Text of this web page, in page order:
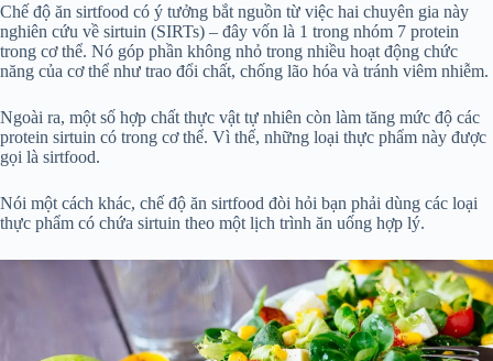
Chế độ ăn sirtfood có ý tưởng bắt nguồn từ việc hai chuyên gia này
nghiên cứu về sirtuin (SIRTs) – đây vốn là 1 trong nhóm 7 protein
trong cơ thể. Nó góp phần không nhỏ trong nhiều hoạt động chức
năng của cơ thể như trao đổi chất, chống lão hóa và tránh viêm nhiễm.
Ngoài ra, một số hợp chất thực vật tự nhiên còn làm tăng mức độ các
protein sirtuin có trong cơ thể. Vì thế, những loại thực phẩm này được
gọi là sirtfood.
Nói một cách khác, chế độ ăn sirtfood đòi hỏi bạn phải dùng các loại
thực phẩm có chứa sirtuin theo một lịch trình ăn uống hợp lý.